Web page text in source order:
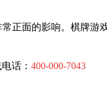
正面的影响。棋牌
话： 400-000-7043